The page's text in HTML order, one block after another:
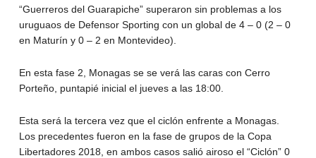
“Guerreros del Guarapiche” superaron sin problemas a los
uruguaos de Defensor Sporting con un global de 4 – 0 (2 – 0
en Maturín y 0 – 2 en Montevideo).
En esta fase 2, Monagas se se verá las caras con Cerro
Porteño, puntapié inicial el jueves a las 18:00.
Esta será la tercera vez que el ciclón enfrente a Monagas.
Los precedentes fueron en la fase de grupos de la Copa
Libertadores 2018, en ambos casos salió airoso el “Ciclón” 0